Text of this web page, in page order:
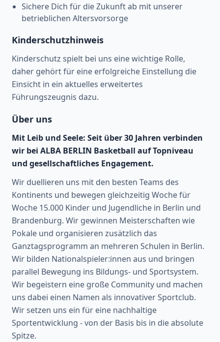
Sichere Dich für die Zukunft ab mit unserer
betrieblichen Altersvorsorge
Kinderschutzhinweis
Kinderschutz spielt bei uns eine wichtige Rolle,
daher gehört für eine erfolgreiche Einstellung die
Einsicht in ein aktuelles erweitertes
Führungszeugnis dazu.
Über uns
Mit Leib und Seele: Seit über 30 Jahren verbinden
wir bei ALBA BERLIN Basketball auf Topniveau
und gesellschaftliches Engagement.
Wir duellieren uns mit den besten Teams des
Kontinents und bewegen gleichzeitig Woche für
Woche 15.000 Kinder und Jugendliche in Berlin und
Brandenburg. Wir gewinnen Meisterschaften wie
Pokale und organisieren zusätzlich das
Ganztagsprogramm an mehreren Schulen in Berlin.
Wir bilden Nationalspieler:innen aus und bringen
parallel Bewegung ins Bildungs- und Sportsystem.
Wir begeistern eine große Community und machen
uns dabei einen Namen als innovativer Sportclub.
Wir setzen uns ein für eine nachhaltige
Sportentwicklung - von der Basis bis in die absolute
Spitze.